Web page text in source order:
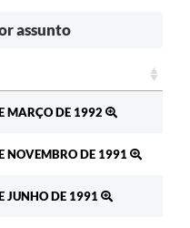
assunto
MARÇO DE 1992
NOVEMBRO DE 1991
JUNHO DE 1991